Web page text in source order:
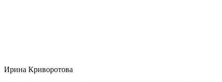
Ирина Криворотова